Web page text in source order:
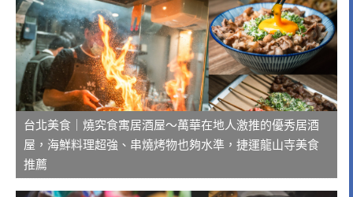
台北美食｜燒究食寓居酒屋～萬華在地人激推的優秀居酒
屋，海鮮料理超強、串燒烤物也夠水準，捷運龍山寺美食
推薦